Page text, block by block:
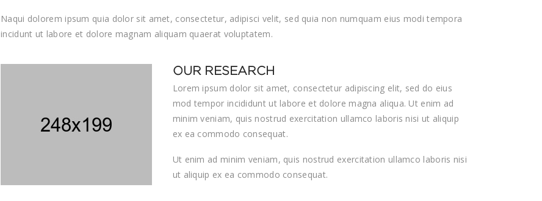
Naqui dolorem ipsum quia dolor sit amet, consectetur, adipisci velit, sed quia non numquam eius modi tempora
incidunt ut labore et dolore magnam aliquam quaerat voluptatem.
OUR RESEARCH
Lorem ipsum dolor sit amet, consectetur adipiscing elit, sed do eius
mod tempor incididunt ut labore et dolore magna aliqua. Ut enim ad
minim veniam, quis nostrud exercitation ullamco laboris nisi ut aliquip
ex ea commodo consequat.
Ut enim ad minim veniam, quis nostrud exercitation ullamco laboris nisi
ut aliquip ex ea commodo consequat.